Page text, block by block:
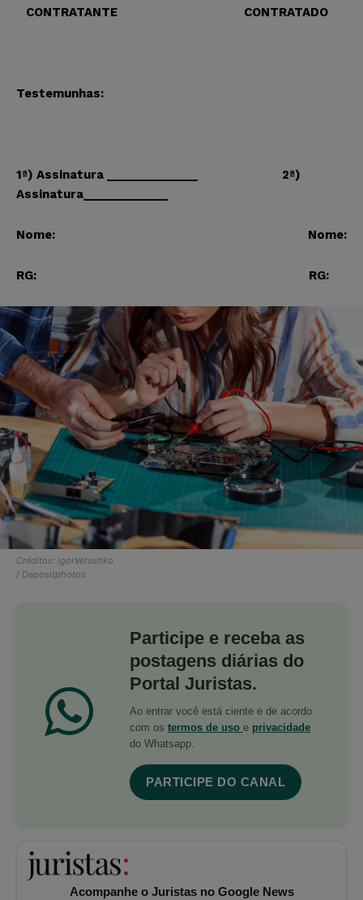
CONTRATANTE CONTRATADO
Testemunhas:
1ª) Assinatura ______________ 2ª)
Assinatura_____________
Nome: Nome:
RG: RG:
Créditos: IgorVetushko
/ Depositphotos
Participe e receba as
postagens diárias do
Portal Juristas.
Ao entrar você está ciente e de acordo
com os termos de uso e privacidade
do Whatsapp.
PARTICIPE DO CANAL
Acompanhe o Juristas no Google News